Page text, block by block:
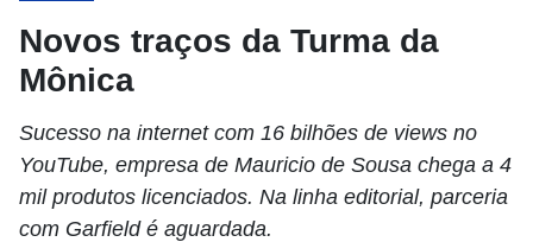
Novos traços da Turma da
Mônica
Sucesso na internet com 16 bilhões de views no
YouTube, empresa de Mauricio de Sousa chega a 4
mil produtos licenciados. Na linha editorial, parceria
com Garfield é aguardada.